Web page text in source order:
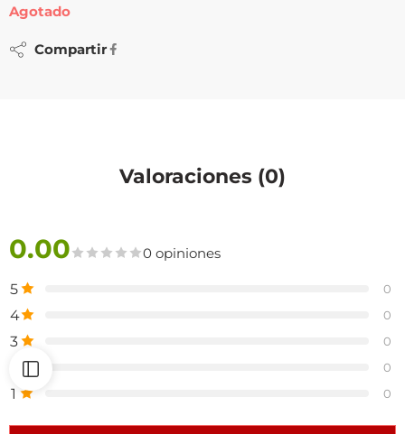
Agotado
Compartir
Valoraciones (0)
0.00 0 opiniones
5 0
4 0
3 0
0
1 0